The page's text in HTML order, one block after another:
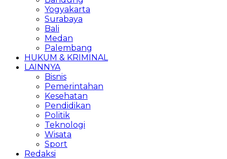
Yogyakarta
Surabaya
Bali
Medan
Palembang
HUKUM & KRIMINAL
LAINNYA
Bisnis
Pemerintahan
Kesehatan
Pendidikan
Politik
Teknologi
Wisata
Sport
Redaksi